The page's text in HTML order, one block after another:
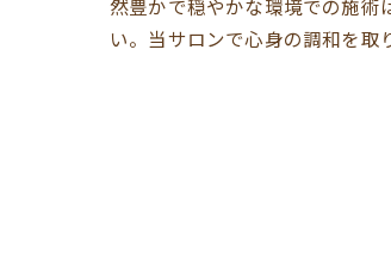
然豊かで穏やかな環境での施術
い。当サロンで心身の調和を取